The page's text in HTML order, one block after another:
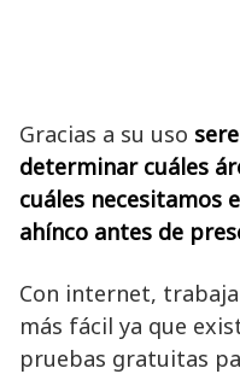
Gracias a su uso
determinar cuáles
cuáles necesitamos
ahínco antes de
Con internet,
más fácil ya que
pruebas gratuitas